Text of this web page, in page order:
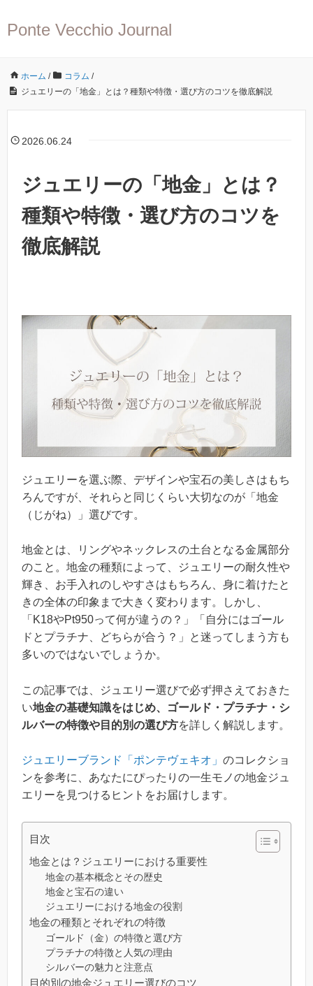
Ponte Vecchio Journal
ホーム / コラム /
ジュエリーの「地金」とは？種類や特徴・選び方のコツを徹底解説
2026.06.24
ジュエリーの「地金」とは？
種類や特徴・選び方のコツを
徹底解説
ジュエリーを選ぶ際、デザインや宝石の美しさはもち
ろんですが、それらと同じくらい大切なのが「地金
（じがね）」選びです。
地金とは、リングやネックレスの土台となる金属部分
のこと。地金の種類によって、ジュエリーの耐久性や
輝き、お手入れのしやすさはもちろん、身に着けたと
きの全体の印象まで大きく変わります。しかし、
「K18やPt950って何が違うの？」「自分にはゴール
ドとプラチナ、どちらが合う？」と迷ってしまう方も
多いのではないでしょうか。
この記事では、ジュエリー選びで必ず押さえておきた
い地金の基礎知識をはじめ、ゴールド・プラチナ・シ
ルバーの特徴や目的別の選び方を詳しく解説します。
ジュエリーブランド「ポンテヴェキオ」 のコレクショ
ンを参考に、あなたにぴったりの一生モノの地金ジュ
エリーを見つけるヒントをお届けします。
目次
地金とは？ジュエリーにおける重要性
地金の基本概念とその歴史
地金と宝石の違い
ジュエリーにおける地金の役割
地金の種類とそれぞれの特徴
ゴールド（金）の特徴と選び方
プラチナの特徴と人気の理由
シルバーの魅力と注意点
目的別の地金ジュエリー選びのコツ